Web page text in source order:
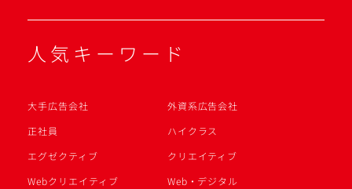
人気キーワード
大手広告会社
外資系広告会社
正社員
ハイクラス
エグゼクティブ
クリエイティブ
Webクリエイティブ
Web・デジタル